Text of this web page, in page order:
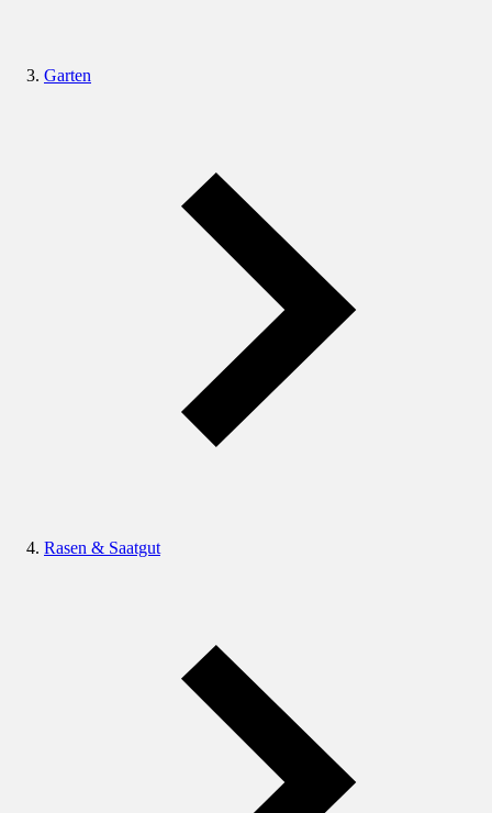
Garten
Rasen & Saatgut